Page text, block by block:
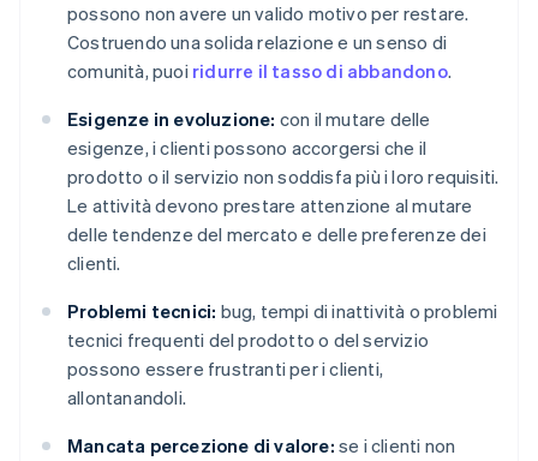
possono non avere un valido motivo per restare.
Costruendo una solida relazione e un senso di
comunità, puoi ridurre il tasso di abbandono.
Esigenze in evoluzione: con il mutare delle
esigenze, i clienti possono accorgersi che il
prodotto o il servizio non soddisfa più i loro requisiti.
Le attività devono prestare attenzione al mutare
delle tendenze del mercato e delle preferenze dei
clienti.
Problemi tecnici: bug, tempi di inattività o problemi
tecnici frequenti del prodotto o del servizio
possono essere frustranti per i clienti,
allontanandoli.
Mancata percezione di valore: se i clienti non